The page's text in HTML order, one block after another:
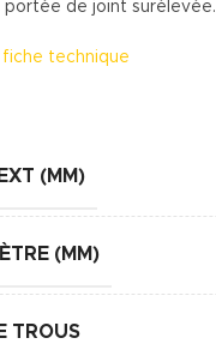
portée de joint surélevée.
fiche technique
(MM)
(MM)
TROUS